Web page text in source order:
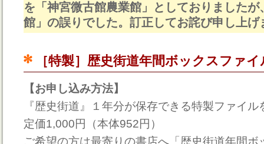
を「神宮微古館農業館」としておりました
館」の誤りでした。訂正してお詫び申し上げ
［特製］歴史街道年間ボックスファイ
【お申し込み方法】
『歴史街道』１年分が保存できる特製ファイ
定価1,000円（本体952円）
ご希望の方は最寄りの書店へ「歴史街道年間ボ